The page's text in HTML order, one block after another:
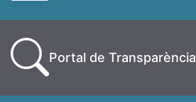
Portal de Transparència